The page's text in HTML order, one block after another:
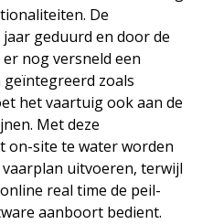
De
geduurd en door de
nog versneld een
zoals
het vaartuig ook aan de
Met deze
on-site te water worden
uitvoeren, terwijl
real time de peil-
aanboort bedient.